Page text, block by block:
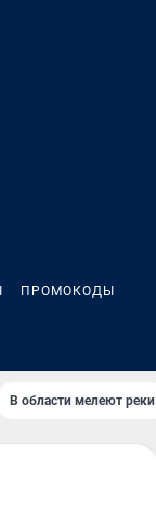
ПРОМОКОДЫ
В области мелеют реки